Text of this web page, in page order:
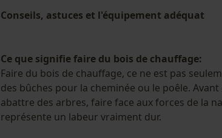
Conseils, astuces et l'équipement adéquat
Ce que signifie faire du bois de chauffage:
Faire du bois de chauffage, ce ne est pas
des bûches pour la cheminée ou le poêle.
abattre des arbres, faire face aux forces de la
représente un labeur vraiment dur.